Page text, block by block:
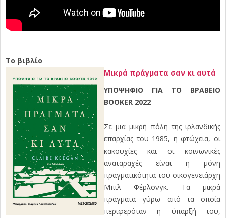
Το βιβλίο
Μικρά πράγματα σαν κι αυτά
ΥΠΟΨΗΦΙΟ ΓΙΑ ΤΟ ΒΡΑΒΕΙΟ
BOOKER 2022
Σε μια μικρή πόλη της ιρλανδικής
επαρχίας του 1985, η φτώχεια, οι
κακουχίες και οι κοινωνικές
αναταραχές είναι η μόνη
πραγματικότητα του οικογενειάρχη
Μπιλ Φέρλονγκ. Τα μικρά
πράγματα γύρω από τα οποία
περιφερόταν η ύπαρξή του,